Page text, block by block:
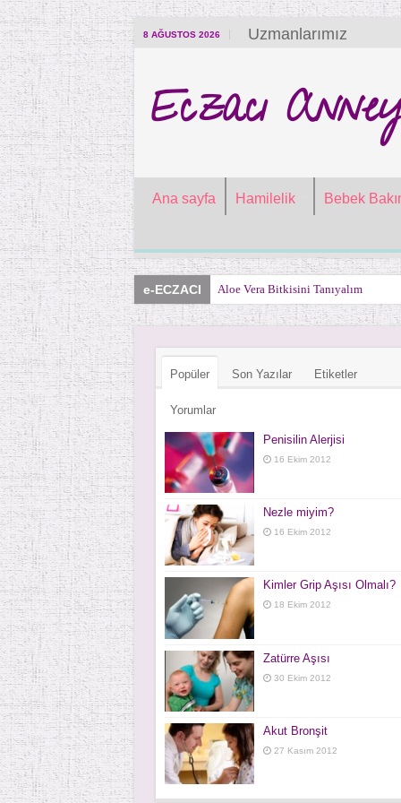
8 AĞUSTOS 2026 Uzmanlarımız
Eczacı
Ana sayfa Hamilelik Bebek
e-ECZACI Aloe Vera Bitkisini Tanıyalım
Popüler Son Yazılar Etiketler
Yorumlar
Penisilin Alerjisi
16 Ekim 2012
Nezle miyim?
16 Ekim 2012
Kimler Grip Aşısı Olmalı?
18 Ekim 2012
Zatürre Aşısı
30 Ekim 2012
Akut Bronşit
27 Kasım 2012